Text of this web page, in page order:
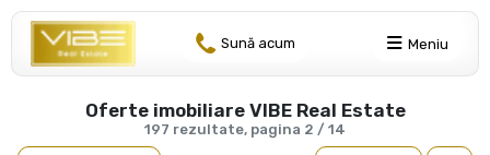
Sună acum Meniu
197 rezultate, pagina 2 / 14
Oferte imobiliare VIBE Real Estate